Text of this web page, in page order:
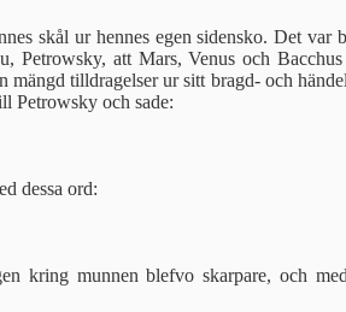
skål ur hennes egen sidensko. Det var
Petrowsky, att Mars, Venus och
tilldragelser ur sitt bragd- och
Petrowsky och sade:
dessa ord:
kring munnen blefvo skarpare, och